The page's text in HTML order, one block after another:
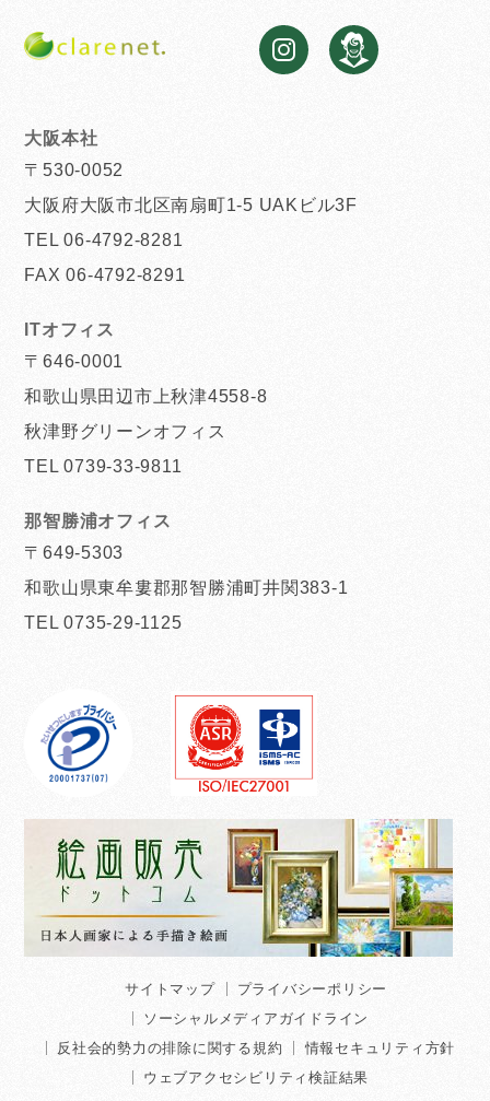
大阪本社
〒530-0052
大阪府大阪市北区南扇町1-5 UAKビル3F
TEL 06-4792-8281
FAX 06-4792-8291
ITオフィス
〒646-0001
和歌山県田辺市上秋津4558-8
秋津野グリーンオフィス
TEL 0739-33-9811
那智勝浦オフィス
〒649-5303
和歌山県東牟婁郡那智勝浦町井関383-1
TEL 0735-29-1125
サイトマップ
プライバシーポリシー
ソーシャルメディアガイドライン
反社会的勢力の排除に関する規約
情報セキュリティ方針
ウェブアクセシビリティ検証結果